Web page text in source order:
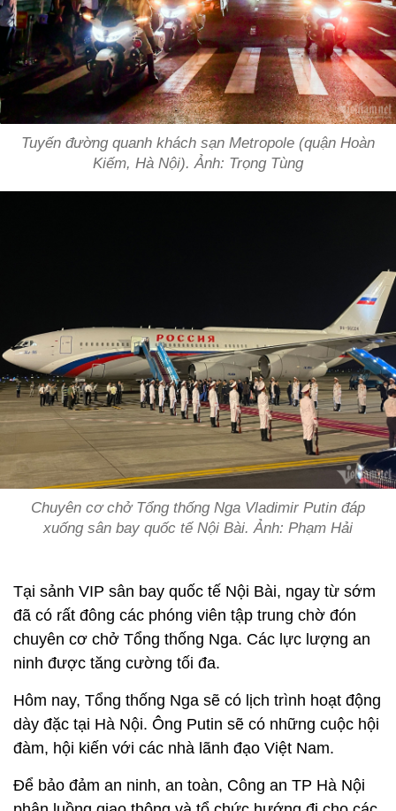
Tuyến đường quanh khách sạn Metropole (quận Hoàn
Kiếm, Hà Nội). Ảnh: Trọng Tùng
Chuyên cơ chở Tổng thống Nga Vladimir Putin đáp
xuống sân bay quốc tế Nội Bài. Ảnh: Phạm Hải
Tại sảnh VIP sân bay quốc tế Nội Bài, ngay từ sớm
đã có rất đông các phóng viên tập trung chờ đón
chuyên cơ chở Tổng thống Nga. Các lực lượng an
ninh được tăng cường tối đa.
Hôm nay, Tổng thống Nga sẽ có lịch trình hoạt động
dày đặc tại Hà Nội. Ông Putin sẽ có những cuộc hội
đàm, hội kiến với các nhà lãnh đạo Việt Nam.
Để bảo đảm an ninh, an toàn, Công an TP Hà Nội